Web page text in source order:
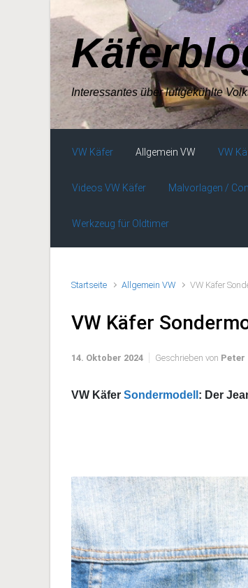
Zum Hauptinhalt springen
Interessantes über luftgekühlte
VW Käfer Allgemein VW VW
Videos VW Käfer Malvorlagen /
Werkzeug für Oldtimer
Startseite Allgemein VW VW Käfer
VW Käfer
14. Oktober 2024 Geschrieben von Peter
VW Käfer Sondermodell : Der